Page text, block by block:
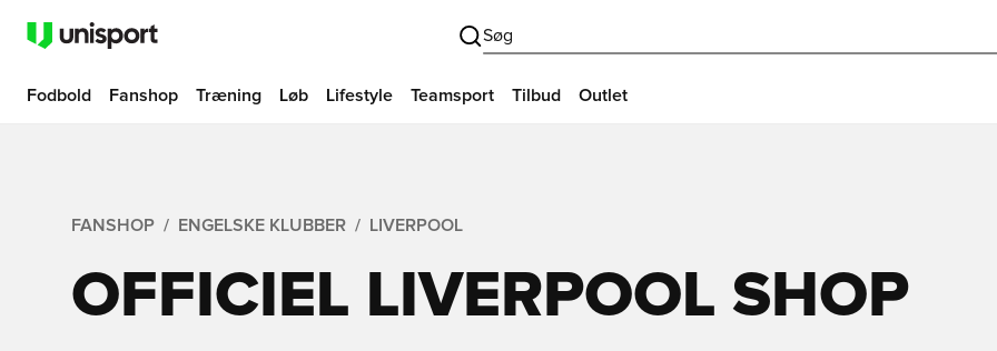
Søg
Fodbold Fanshop Træning Løb Lifestyle Teamsport Tilbud Outlet
FANSHOP ENGELSKE KLUBBER LIVERPOOL
OFFICIEL LIVERPOOL SHOP